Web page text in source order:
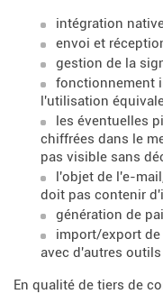
intégration
envoi et
gestion de la
fonctionnement
l'utilisation
les éventuelles
chiffrées dans le
pas visible sans
l'objet de l'e-
doit pas contenir
génération de
import/export de
avec d'autres outils
En qualité de tiers de